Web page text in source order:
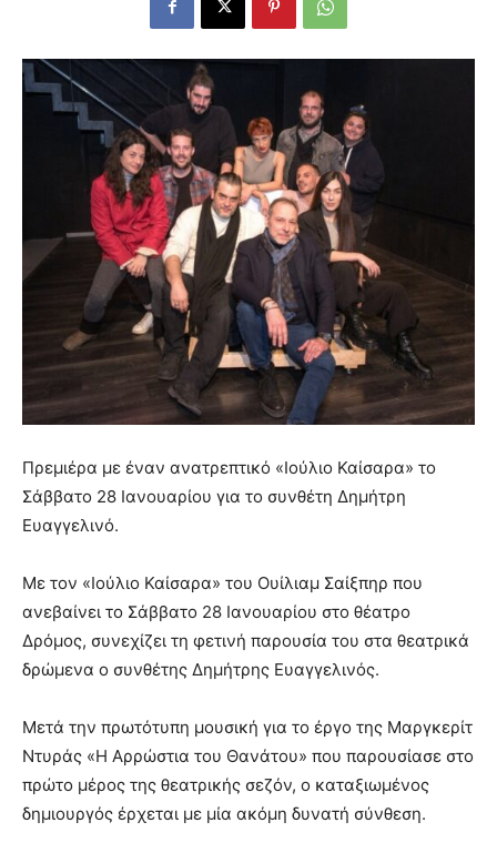
Πρεμιέρα με έναν ανατρεπτικό «Ιούλιο Καίσαρα» το
Σάββατο 28 Ιανουαρίου για το συνθέτη Δημήτρη
Ευαγγελινό.
Με τον «Ιούλιο Καίσαρα» του Ουίλιαμ Σαίξπηρ που
ανεβαίνει το Σάββατο 28 Ιανουαρίου στο θέατρο
Δρόμος, συνεχίζει τη φετινή παρουσία του στα θεατρικά
δρώμενα ο συνθέτης Δημήτρης Ευαγγελινός.
Μετά την πρωτότυπη μουσική για το έργο της Μαργκερίτ
Ντυράς «Η Αρρώστια του Θανάτου» που παρουσίασε στο
πρώτο μέρος της θεατρικής σεζόν, ο καταξιωμένος
δημιουργός έρχεται με μία ακόμη δυνατή σύνθεση.